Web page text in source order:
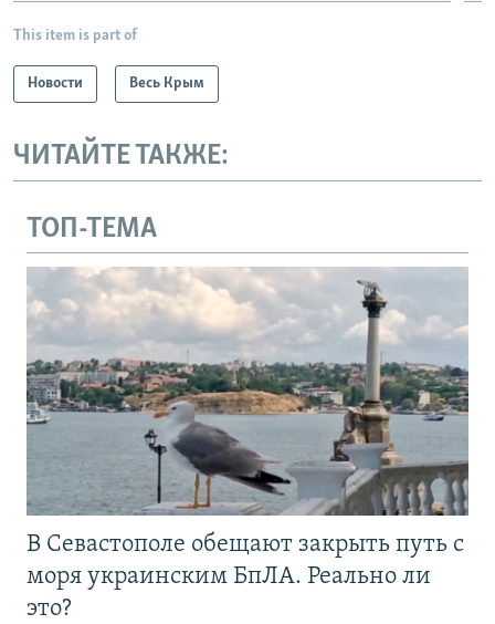
This item is part of
Новости Весь Крым
ЧИТАЙТЕ ТАКЖЕ:
ТОП-ТЕМА
В Севастополе обещают закрыть путь с
моря украинским БпЛА. Реально ли
это?